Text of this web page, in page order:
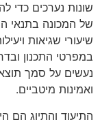
שונות נערכים כדי
של המכונה בתנאי
שיעורי שגיאות
במפרטי התכנון
נעשים על סמך
ואמינות מיטביים.
התיעוד והתיוג הם